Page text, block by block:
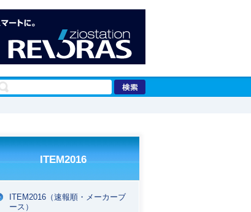
ITEM2016
ITEM2016（速報順・メーカーブ
ース）